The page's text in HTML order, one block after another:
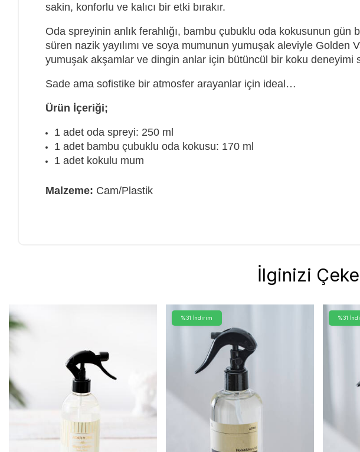
sakin, konforlu ve kalıcı bir etki bırakır.
Oda spreyinin anlık ferahlığı, bambu çubuklu oda kokusunun gün
süren nazik yayılımı ve soya mumunun yumuşak aleviyle Golden
yumuşak akşamlar ve dingin anlar için bütüncül bir koku deneyimi
Sade ama sofistike bir atmosfer arayanlar için ideal…
Ürün İçeriği;
1 adet oda spreyi: 250 ml
1 adet bambu çubuklu oda kokusu: 170 ml
1 adet kokulu mum
Malzeme: Cam/Plastik
İlginizi
%31 İndirim %31